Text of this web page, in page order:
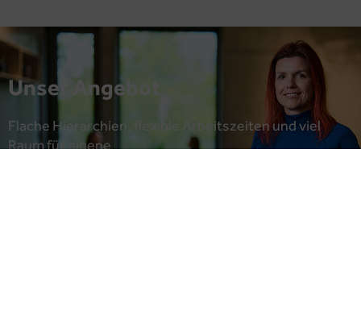
Unser Angebot
Flache Hierarchien, flexible Arbeitszeiten und viel
Raum für eigene